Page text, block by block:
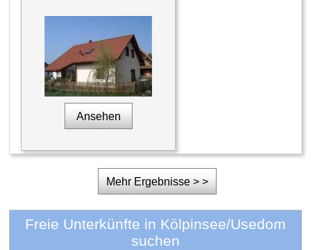
Ansehen
Mehr Ergebnisse > >
Freie Unterkünfte in Kölpinsee/Usedom
suchen